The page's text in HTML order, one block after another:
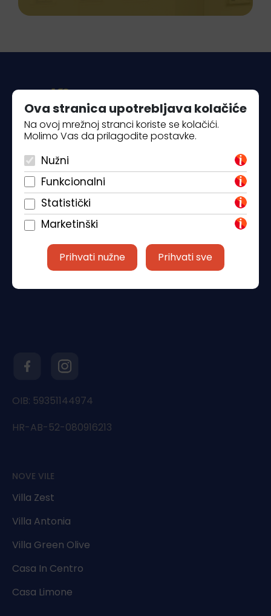
Ova stranica upotrebljava kolačiće
Na ovoj mrežnoj stranci koriste se kolačići.
Molimo Vas da prilagodite postavke.
Nužni
Funkcionalni
Statistički
Marketinški
Prihvati nužne Prihvati sve
Piantade 41, 52440 Poreč
+385 98 184 4015
info@klickandbook.com
OIB: 59351144974
HR-AB-52-080916213
NOVE VILE
Villa Zest
Villa Antonia
Villa Green Olive
Casa In Centro
Casa Limone